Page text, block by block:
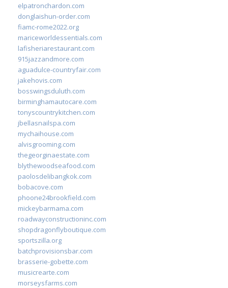
elpatronchardon.com
donglaishun-order.com
fiamc-rome2022.org
mariceworldessentials.com
lafisheriarestaurant.com
915jazzandmore.com
aguadulce-countryfair.com
jakehovis.com
bosswingsduluth.com
birminghamautocare.com
tonyscountrykitchen.com
jbellasnailspa.com
mychaihouse.com
alvisgrooming.com
thegeorginaestate.com
blythewoodseafood.com
paolosdelibangkok.com
bobacove.com
phoone24brookfield.com
mickeybarmama.com
roadwayconstructioninc.com
shopdragonflyboutique.com
sportszilla.org
batchprovisionsbar.com
brasserie-gobette.com
musicrearte.com
morseysfarms.com